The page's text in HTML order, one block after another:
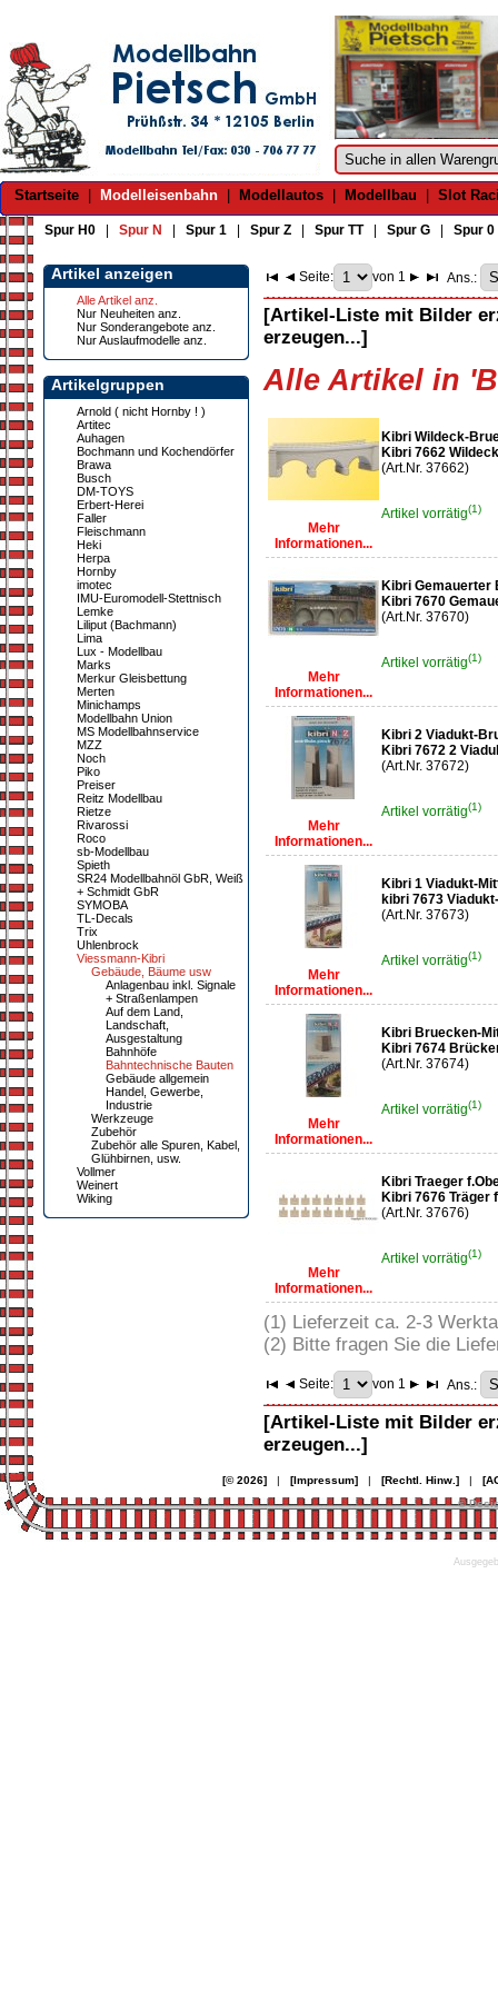
Startseite Modelleisenbahn Modellautos Modellbau Slot
Spur H0 Spur N Spur 1 Spur Z Spur TT| Spur G Spur 0
Artikel anzeigen
Alle Artikel anz.
Nur Neuheiten anz.
Nur Sonderangebote anz.
Nur Auslaufmodelle anz.
Artikelgruppen
Arnold ( nicht Hornby ! )
Artitec
Auhagen
Bochmann und Kochendörfer
Brawa
Busch
DM-TOYS
Erbert-Herei
Faller
Fleischmann
Heki
Herpa
Hornby
imotec
IMU-Euromodell-Stettnisch
Lemke
Liliput (Bachmann)
Lima
Lux - Modellbau
Marks
Merkur Gleisbettung
Merten
Minichamps
Modellbahn Union
MS Modellbahnservice
MZZ
Noch
Piko
Preiser
Reitz Modellbau
Rietze
Rivarossi
Roco
sb-Modellbau
Spieth
SR24 Modellbahnöl GbR, Weiß
+ Schmidt GbR
SYMOBA
TL-Decals
Trix
Uhlenbrock
Viessmann-Kibri
Gebäude, Bäume usw
Anlagenbau inkl. Signale
+ Straßenlampen
Auf dem Land,
Landschaft,
Ausgestaltung
Bahnhöfe
Bahntechnische Bauten
Gebäude allgemein
Handel, Gewerbe,
Industrie
Werkzeuge
Zubehör
Zubehör alle Spuren, Kabel,
Glühbirnen, usw.
Vollmer
Weinert
Wiking
Seite: von 1 Ans.:
[Artikel-Liste mit Bilder
erzeugen...]
Alle Artikel in
Mehr
Informationen...
Kibri Wildeck-
Kibri 7662
(Art.Nr. 37662)
Artikel vorrätig(1)
Mehr
Informationen...
Kibri Gemauerter
Kibri 7670
(Art.Nr. 37670)
Artikel vorrätig(1)
Mehr
Informationen...
Kibri 2 Viadukt-
Kibri 7672 2
(Art.Nr. 37672)
Artikel vorrätig(1)
Mehr
Informationen...
Kibri 1 Viadukt-
kibri 7673
(Art.Nr. 37673)
Artikel vorrätig(1)
Mehr
Informationen...
Kibri Bruecken-
Kibri 7674
(Art.Nr. 37674)
Artikel vorrätig(1)
Mehr
Informationen...
Kibri Traeger
Kibri 7676 Träger
(Art.Nr. 37676)
Artikel vorrätig(1)
(1) Lieferzeit ca. 2-3
(2) Bitte fragen Sie die
Seite: von 1 Ans.:
[Artikel-Liste mit Bilder
erzeugen...]
[© 2026]| [Impressum]| [Rechtl. Hinw.]|
©